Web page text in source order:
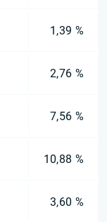
1,39 %
2,76 %
7,56 %
10,88 %
3,60 %